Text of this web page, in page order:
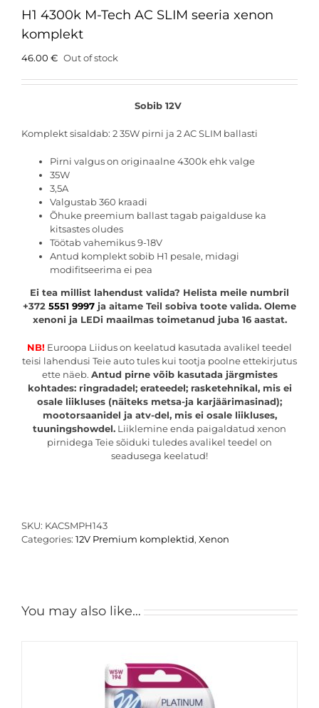
H1 4300k M-Tech AC SLIM seeria xenon
komplekt
46.00 € Out of stock
Sobib 12V
Komplekt sisaldab: 2 35W pirni ja 2 AC SLIM ballasti
Pirni valgus on originaalne 4300k ehk valge
35W
3,5A
Valgustab 360 kraadi
Õhuke preemium ballast tagab paigalduse ka
kitsastes oludes
Töötab vahemikus 9-18V
Antud komplekt sobib H1 pesale, midagi
modifitseerima ei pea
Ei tea millist lahendust valida? Helista meile numbril
+372 5551 9997 ja aitame Teil sobiva toote valida. Oleme
xenoni ja LEDi maailmas toimetanud juba 16 aastat.
NB! Euroopa Liidus on keelatud kasutada avalikel teedel
teisi lahendusi Teie auto tules kui tootja poolne ettekirjutus
ette näeb. Antud pirne võib kasutada järgmistes
kohtades: ringradadel; erateedel; rasketehnikal, mis ei
osale liikluses (näiteks metsa-ja karjäärimasinad);
mootorsaanidel ja atv-del, mis ei osale liikluses,
tuuningshowdel. Liiklemine enda paigaldatud xenon
pirnidega Teie sõiduki tuledes avalikel teedel on
seadusega keelatud!
SKU: KACSMPH143
Categories: 12V Premium komplektid, Xenon
You may also like…